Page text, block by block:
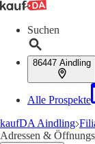
Suchen
86447 Aindling
Alle Prospekte
kaufDA Aindling
Adressen &